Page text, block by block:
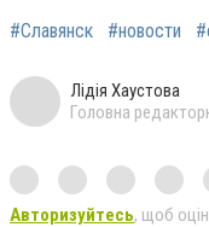
#Славянск #новости
Лідія Хаустова
Головна
Авторизуйтесь, щоб